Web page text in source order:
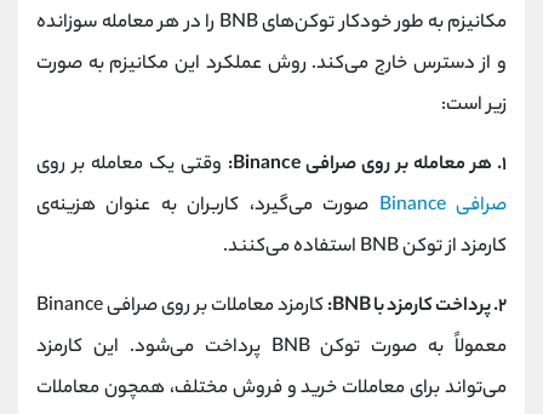
مکانیزم به طور خودکار توکن‌های BNB را در هر معامله سوزانده
و از دسترس خارج می‌کند. روش عملکرد این مکانیزم به صورت
زیر است:
۱. هر معامله بر روی صرافی Binance:
وقتی یک معامله بر روی
صرافی Binance
صورت می‌گیرد، کاربران به عنوان هزینه‌ی
کارمزد از توکن BNB استفاده می‌کنند.
۲. پرداخت کارمزد با BNB:
کارمزد معاملات بر روی صرافی Binance
معمولاً به صورت توکن BNB پرداخت می‌شود. این کارمزد
می‌تواند برای معاملات خرید و فروش مختلف، همچون معاملات